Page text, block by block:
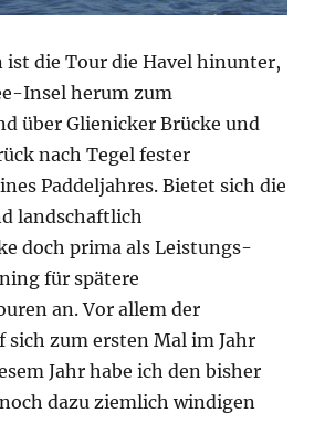
ist die Tour die Havel hinunter,
Insel herum zum
über Glienicker Brücke und
nach Tegel fester
Paddeljahres. Bietet sich die
landschaftlich
doch prima als Leistungs-
für spätere
an. Vor allem der
sich zum ersten Mal im Jahr
Jahr habe ich den bisher
dazu ziemlich windigen